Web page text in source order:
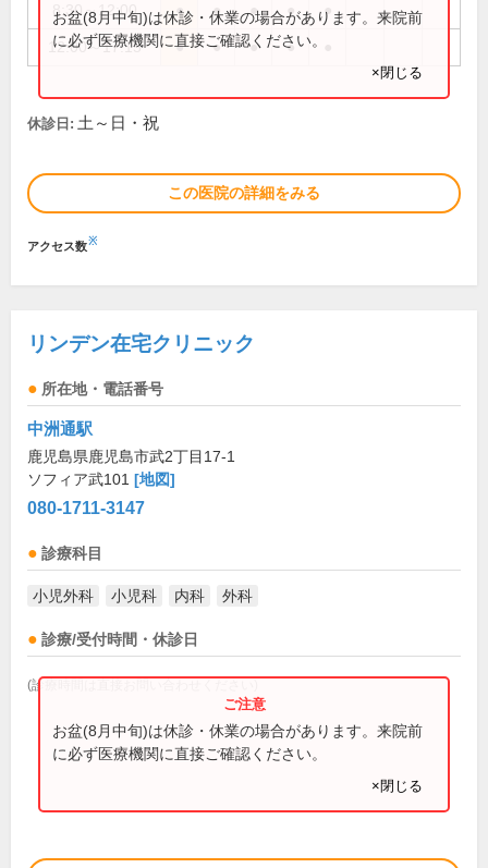
8:30～12:00 ● ● ● ● ●
12:00～17:15 ● ● ● ●
お盆(8月中旬)は休診・休業の場合があります。来院前
に必ず医療機関に直接ご確認ください。
×閉じる
休診日: 土～日・祝
この医院の詳細をみる
アクセス数※
リンデン在宅クリニック
所在地・電話番号
中洲通駅
鹿児島県鹿児島市武2丁目17-1
ソフィア武101 [地図]
080-1711-3147
診療科目
小児外科 小児科 内科 外科
診療/受付時間・休診日
(診療時間は直接お問い合わせください)
お盆(8月中旬)は休診・休業の場合があります。来院前
に必ず医療機関に直接ご確認ください。
×閉じる